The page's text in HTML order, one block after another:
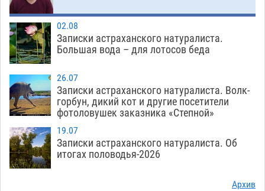
02.08
Записки астраханского натуралиста.
Большая вода – для лотосов беда
26.07
Записки астраханского натуралиста. Волк-
горбун, дикий кот и другие посетители
фотоловушек заказника «Степной»
19.07
Записки астраханского натуралиста. Об
итогах половодья-2026
Архив